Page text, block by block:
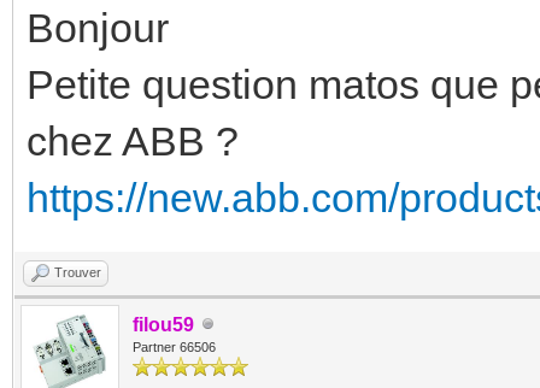
Bonjour
Petite question matos que
chez ABB ?
https://new.abb.com/
Trouver
filou59
Partner 66506